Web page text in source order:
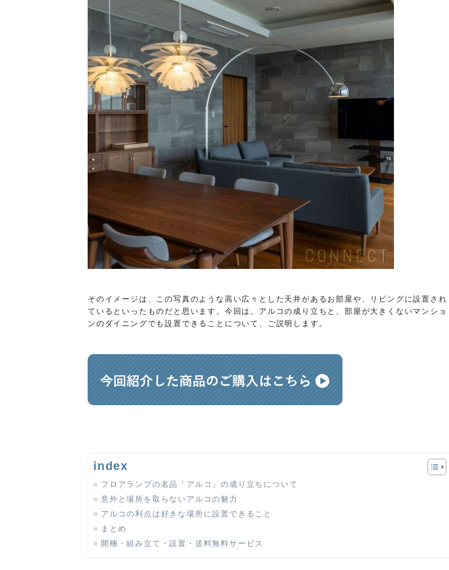
そのイメージは
、この写真のような高い広々とした天井があるお部屋や、リビングに設置され
ている といったものだ と思います。今回は、アルコの成り立ち と、部屋が大きくないマンショ
ンのダイニングでも設置できることについて、ご説明します。
index
フロアランプの名品「アルコ」の成り立ちについて
意外と場所を取らないアルコの魅力
アルコの利点は好きな場所に設置できること
まとめ
開梱・組み立て・設置・送料無料サービス